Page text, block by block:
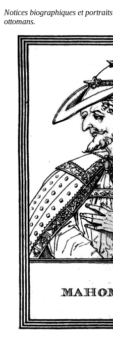
Notices biographiques et
ottomans.